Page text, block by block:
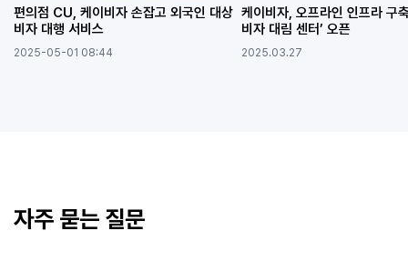
편의점 CU, 케이비자 손잡고 외국인 대상
비자 대행 서비스
2025-05-01 08:44
케이비자, 오프라인 인프라 구
비자 대림 센터’ 오픈
2025.03.27
자주 묻는 질문